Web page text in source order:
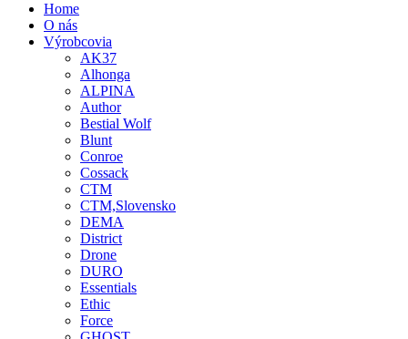
Home
O nás
Výrobcovia
AK37
Alhonga
ALPINA
Author
Bestial Wolf
Blunt
Conroe
Cossack
CTM
CTM,Slovensko
DEMA
District
Drone
DURO
Essentials
Ethic
Force